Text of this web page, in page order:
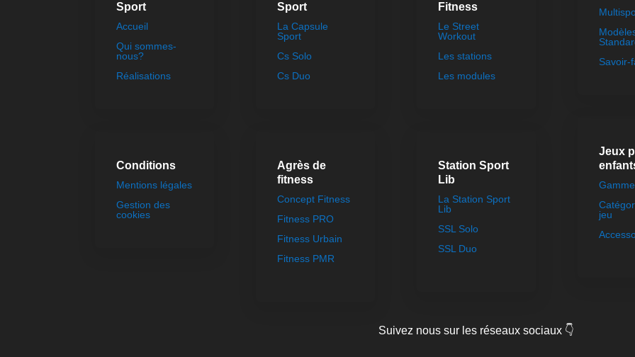
Sport
Accueil
Qui sommes-
nous?
Réalisations
Conditions
Mentions légales
Gestion des
cookies
Sport
La Capsule
Sport
Cs Solo
Cs Duo
Agrès de
fitness
Concept Fitness
Fitness PRO
Fitness Urbain
Fitness PMR
Fitness
Le Street
Workout
Les stations
Les modules
Station Sport
Lib
La Station Sport
Lib
SSL Solo
SSL Duo
Savoir-
Jeux
jeu
Suivez nous sur les réseaux sociaux 👇